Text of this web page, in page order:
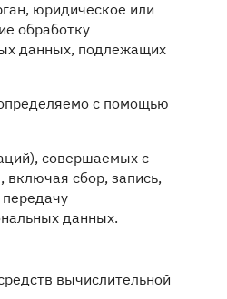
юридическое или
обработку
данных, подлежащих
с помощью
совершаемых с
включая сбор, запись,
данных.
вычислительной